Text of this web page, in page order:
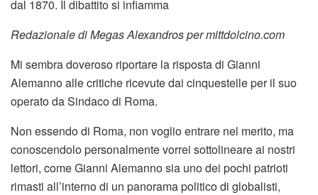
dal 1870. Il dibattito si infiamma
Redazionale di Megas Alexandros per mittdolcino.com
Mi sembra doveroso riportare la risposta di Gianni
Alemanno alle critiche ricevute dai cinquestelle per il suo
operato da Sindaco di Roma.
Non essendo di Roma, non voglio entrare nel merito, ma
conoscendolo personalmente vorrei sottolineare ai nostri
lettori, come Gianni Alemanno sia uno dei pochi patrioti
rimasti all’interno di un panorama politico di globalisti,